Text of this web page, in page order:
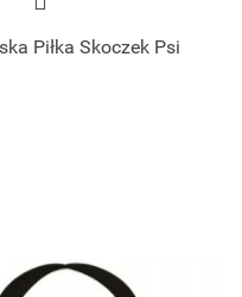
Piłka Skoczek Psi